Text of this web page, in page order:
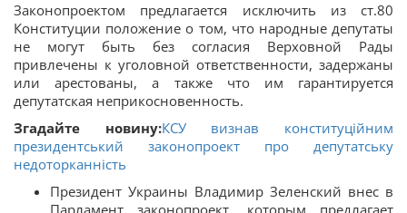
Законопроектом предлагается исключить из ст.80
Конституции положение о том, что народные депутаты
не могут быть без согласия Верховной Рады
привлечены к уголовной ответственности, задержаны
или арестованы, а также что им гарантируется
депутатская неприкосновенность.
Згадайте новину:КСУ визнав конституційним
президентський законопроект про депутатську
недоторканність
Президент Украины Владимир Зеленский внес в
Парламент законопроект, которым предлагает